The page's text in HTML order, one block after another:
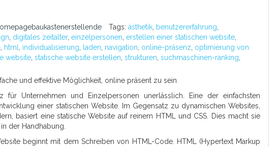
Tags: ästhetik benutzererfahrung
digitales zeitalter, einzelpersonen erstellen einer statischen website
html individualisierung laden navigation online-präsenz optimierung von
website statische website erstellen strukturen suchmaschinen-ranking
und effektive Möglichkeit, online präsent zu sein
für Unternehmen und Einzelpersonen unerlässlich. Eine der einfachsten
einer statischen Website. Im Gegensatz zu dynamischen Websites,
basiert eine statische Website auf reinem HTML und CSS. Dies macht sie
der Handhabung.
beginnt mit dem Schreiben von HTML-Code. HTML (Hypertext Markup